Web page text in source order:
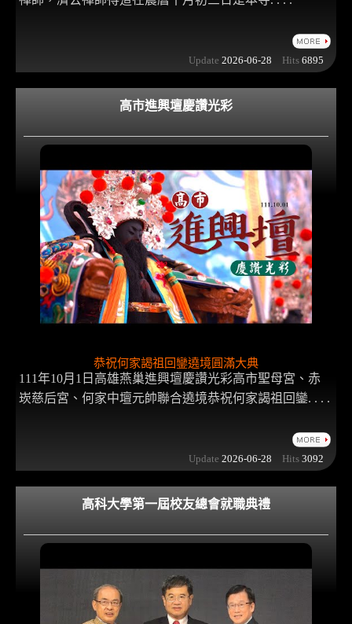
Update 2026-06-28 Hits 6895
高市進興壇慶讚光彩
恭祝何家謁祖回鑾遶境圓滿大典
111年10月1日高雄燕巢進興壇慶讚光彩高市聖母宮、赤
崁慈后宮、何家中壇元帥聯合遶境恭祝何家謁祖回鑾. . . .
Update 2026-06-28 Hits 3092
高科大學第一屆校友總會就職典禮